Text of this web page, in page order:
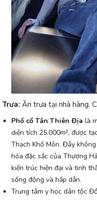
Trưa: Ăn trưa tại nhà hàng.
Phố cổ Tân Thiên Địa là
diện tích 25.000m², được
Thạch Khố Môn. Đây
hóa đặc sắc của Thượng
kiến trúc hiện đại và tinh
sống động và hấp dẫn.
Trung tâm y học dân tộc